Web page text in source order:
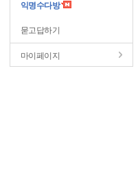
익명수다방
묻고답하기
마이페이지